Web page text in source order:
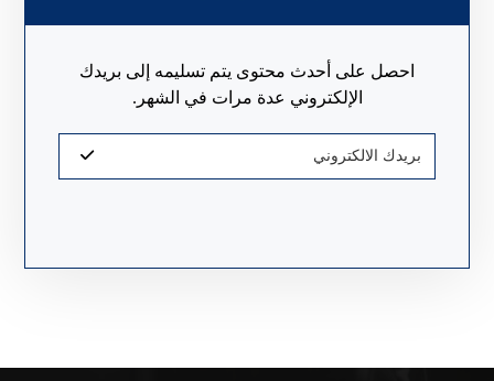
احصل على أحدث محتوى يتم تسليمه إلى بريدك
الإلكتروني عدة مرات في الشهر.